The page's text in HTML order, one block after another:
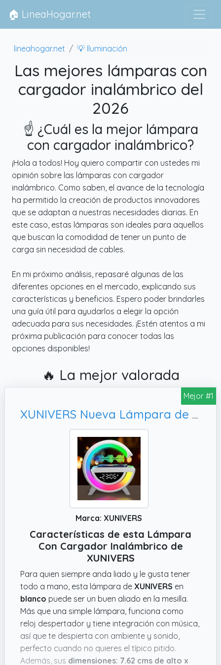
🏠 LineaHogar.net
lineahogar.net 💡 Iluminación
Las mejores lámparas con
cargador inalámbrico del
2026
☝️ ¿Cuál es la mejor lámpara
con cargador inalámbrico?
¡Hola a todos! Hoy quiero compartir con ustedes mi
opinión sobre las lámparas con cargador
inalámbrico. Como saben, el avance de la tecnología
ha permitido la creación de productos innovadores
que se adaptan a nuestras necesidades diarias. En
este caso, estas lámparas son ideales para aquellos
que buscan la comodidad de tener un punto de
carga sin necesidad de cables.
En mi próximo análisis, repasaré algunas de las
diferentes opciones en el mercado, explicando sus
características y beneficios. Espero poder brindarles
una guía útil para ayudarlos a elegir la opción
adecuada para sus necesidades. ¡Estén atentos a mi
próxima publicación para conocer todas las
opciones disponibles!
🔥 La mejor valorada
Mejor #1
XUNIVERS Nueva Lámpara de Mesa LED Inteligente,Reloj Despertador con Sincronización de Música(Blanco)
Marca: XUNIVERS
Características de esta Lámpara
Con Cargador Inalámbrico de
XUNIVERS
Para quien siempre anda liado y le gusta tener
todo a mano, esta lámpara de XUNIVERS en
blanco puede ser un buen aliado en la mesilla.
Más que una simple lámpara, funciona como
reloj despertador y tiene integración con música,
así que te despierta con ambiente y sonido,
perfecto cuando no quieres el típico pitido.
Además, sus dimensiones: 7.62 cms de alto x